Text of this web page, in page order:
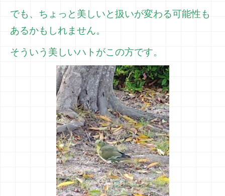
でも、ちょっと美しいと扱いが変わる可能性も
あるかもしれません。
そういう美しいハトがこの方です。